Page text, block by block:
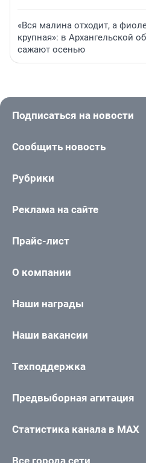
«Вся малина отходит, а
крупная»: в Архангельской
сажают осенью
Подписаться на новости
Сообщить новость
Рубрики
Реклама на сайте
Прайс-лист
О компании
Наши награды
Наши вакансии
Техподдержка
Предвыборная агитация
Статистика канала в MAX